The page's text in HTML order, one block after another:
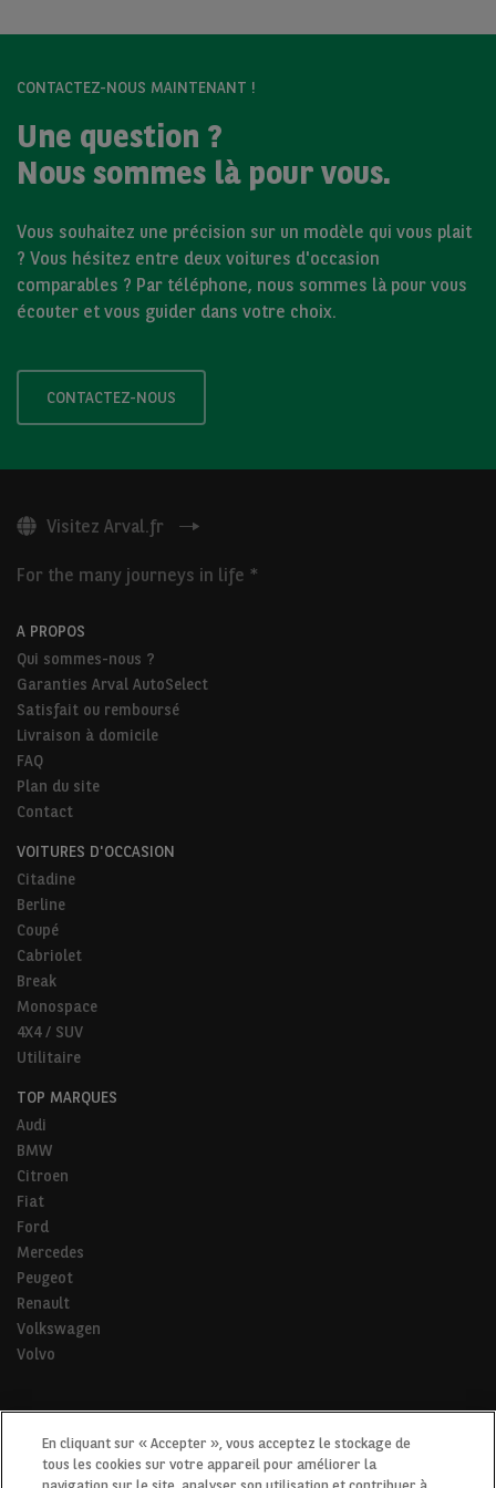
CONTACTEZ-NOUS MAINTENANT !
Une question ?
Nous sommes là pour vous.
Vous souhaitez une précision sur un modèle qui vous plait
? Vous hésitez entre deux voitures d'occasion
comparables ? Par téléphone, nous sommes là pour vous
écouter et vous guider dans votre choix.
CONTACTEZ-NOUS
Visitez Arval.fr
For the many journeys in life *
A PROPOS
Qui sommes-nous ?
Garanties Arval AutoSelect
Satisfait ou remboursé
Livraison à domicile
FAQ
Plan du site
Contact
VOITURES D'OCCASION
Citadine
Berline
Coupé
Cabriolet
Break
Monospace
4X4 / SUV
Utilitaire
TOP MARQUES
Audi
BMW
Citroen
Fiat
Ford
Mercedes
Peugeot
Renault
Volkswagen
Volvo
* Pour tous les trajets de la vie.
En cliquant sur « Accepter », vous acceptez le stockage de
tous les cookies sur votre appareil pour améliorer la